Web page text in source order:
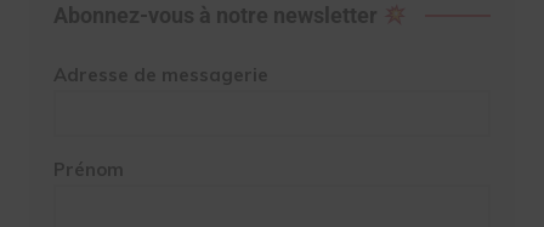
Abonnez-vous à notre newsletter
Adresse de messagerie
Prénom